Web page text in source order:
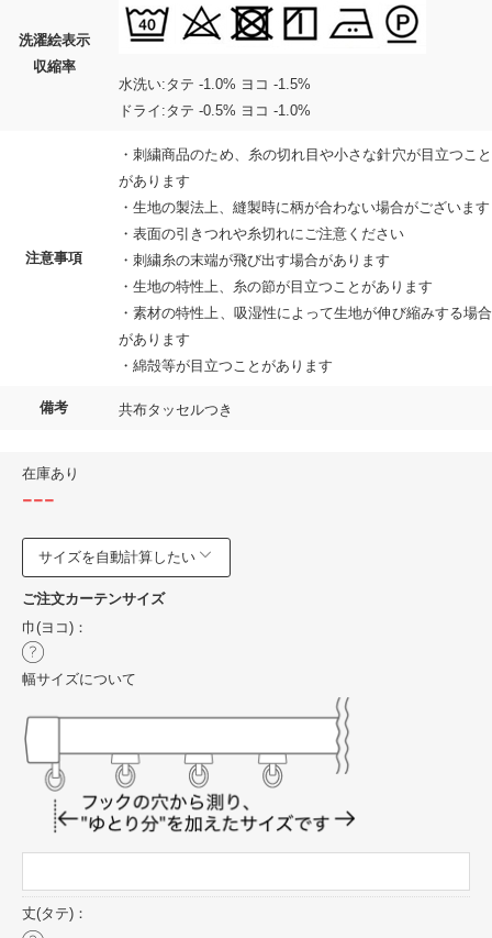
洗濯絵表示
収縮率
水洗い:タテ -1.0% ヨコ -1.5%
ドライ:タテ -0.5% ヨコ -1.0%
注意事項
・刺繍商品のため、糸の切れ目や小さな針穴が目立つこと
があります
・生地の製法上、縫製時に柄が合わない場合がございます
・表面の引きつれや糸切れにご注意ください
・刺繍糸の末端が飛び出す場合があります
・生地の特性上、糸の節が目立つことがあります
・素材の特性上、吸湿性によって生地が伸び縮みする場合
があります
・綿殻等が目立つことがあります
備考 共布タッセルつき
在庫あり
---
サイズを自動計算したい
ご注文カーテンサイズ
巾(ヨコ)：
幅サイズについて
丈(タテ)：